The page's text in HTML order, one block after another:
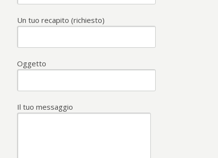
Un tuo recapito (richiesto)
Oggetto
Il tuo messaggio